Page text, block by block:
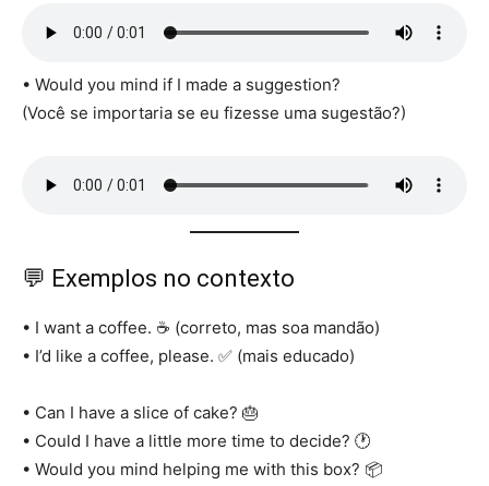
• Would you mind if I made a suggestion?
(Você se importaria se eu fizesse uma sugestão?)
💬 Exemplos no contexto
• I want a coffee. ☕ (correto, mas soa mandão)
• I’d like a coffee, please. ✅ (mais educado)
• Can I have a slice of cake? 🎂
• Could I have a little more time to decide? 🕐
• Would you mind helping me with this box? 📦